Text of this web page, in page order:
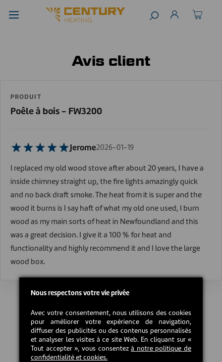
Avis client
PRODUIT
Poêle à bois - FW3200
Jerome2026-01-19
I replaced my old wood stove after about 20 years, I have a
inside chimney straight up, the fire lights amazingly quick
and no back draft smoke. The heat from it is super and the
wood it burns is I say haft of what my old one used, I burn
wood as my main sorts of heat in Newfoundland and this
was a great decision. I give it a 100 % for heat and
functionality and highly recommend it and I love the large
Nous respectons votre vie privée
Avec votre consentement, nous utilisons des cookies
pour améliorer votre expérience de navigation,
diffuser des publicités ou des contenus personnalisés
et analyser les visites à ce site Web. En cliquant sur «
Tout accepter », vous consentezà notre politique de
confidentialité et cookies.